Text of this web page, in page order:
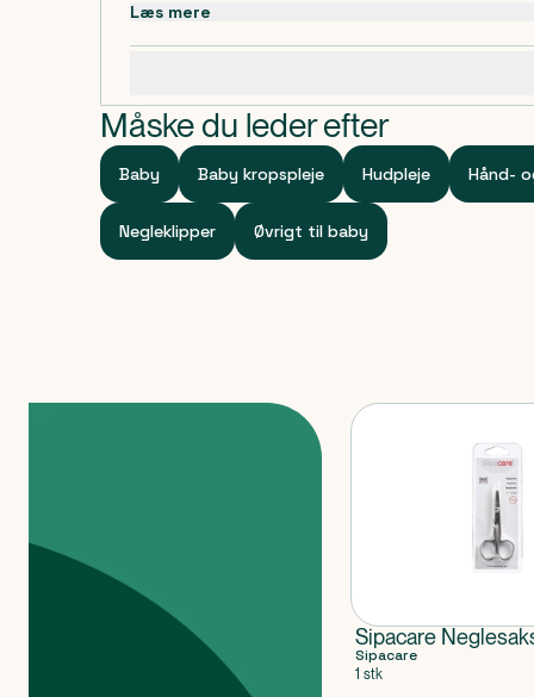
Vitry Baby Neglesaks findes i følgende farver: blå,
lyserød, lys grøn og hvid.
Man ligger blot babyens negle ind i hullet og så
beskyttet mod bladene.
Læs mere
Måske du leder efter
Baby Baby kropspleje Hudpleje Hånd-
Negleklipper Øvrigt til baby
Sipacare
Sipacare
1 stk